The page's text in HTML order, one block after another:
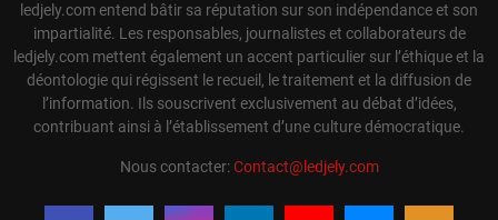
ledjely.com entend bâtir sa réputation sur son indépendance et son
impartialité. Les responsables, journalistes et collaborateurs de
ledjely.com mettent également un accent particulier sur l’éthique et la
déontologie qui régissent le recueil, le traitement et la diffusion de
l’information. Ils souscrivent exclusivement au débat d’idées,
contribuant ainsi à l’établissement d’une culture démocratique.
Nous contacter:Contact@ledjely.com